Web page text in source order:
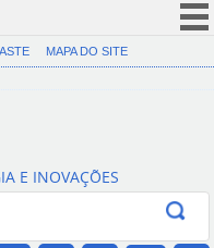
CORONAVÍRUS (COVID-19)
Canais
MAPA DO SITE
E INOVAÇÕES